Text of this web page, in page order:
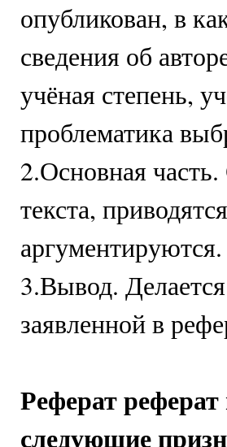
опубликован, в
сведения об
учёная степень,
проблематика
2.Основная
текста,
аргументируются.
3.Вывод.
заявленной в
Реферат
следующие